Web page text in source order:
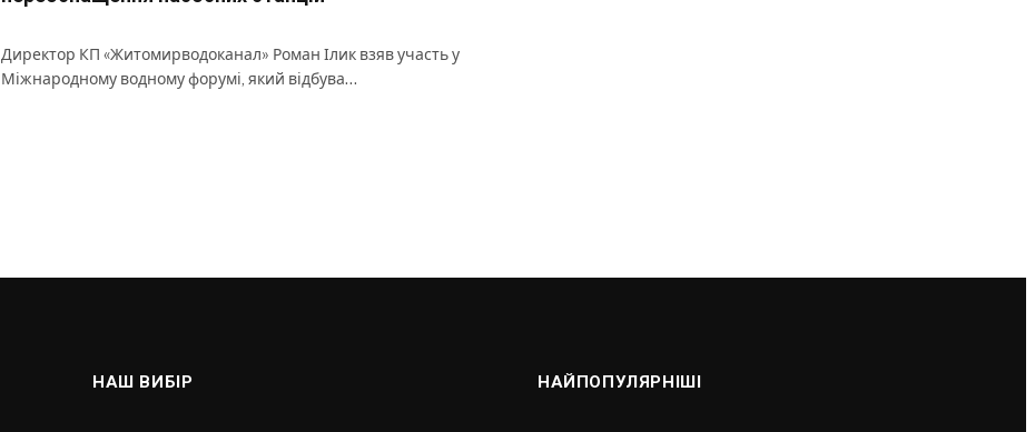
Директор КП «Житомирводоканал» Роман Ілик взяв участь у
Міжнародному водному форумі, який відбува…
НАШ ВИБІР НАЙПОПУЛЯРНІШІ